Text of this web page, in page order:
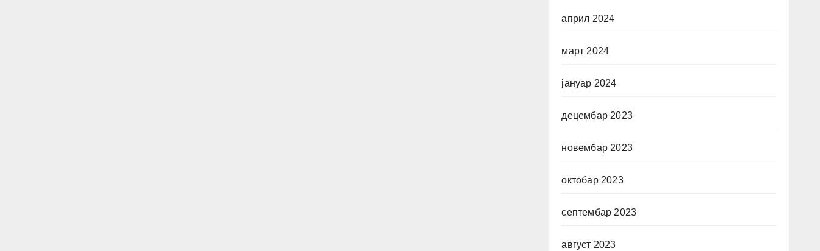
април 2024
март 2024
јануар 2024
децембар 2023
новембар 2023
октобар 2023
септембар 2023
август 2023